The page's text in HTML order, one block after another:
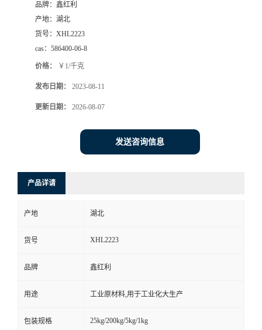
品牌： 鑫红利
产地： 湖北
货号： XHL2223
cas： 586400-06-8
价格： ￥1/千克
发布日期： 2023-08-11
更新日期： 2026-08-07
发送咨询信息
产品详请
产地 湖北
货号 XHL2223
品牌 鑫红利
用途 工业原材料,用于工业化大生产
包装规格 25kg/200kg/5kg/1kg